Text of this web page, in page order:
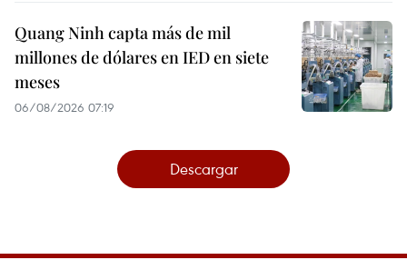
Quang Ninh capta más de mil
millones de dólares en IED en siete
meses
06/08/2026 07:19
Descargar